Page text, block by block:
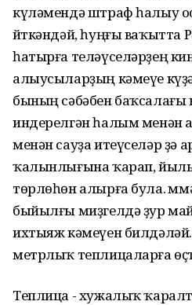
күләмендә штраф һалыу
Әйткәндәй, һуңғы ваҡытта
һатырға теләүселәрҙең
алыусыларҙың кәмеүе
бының сәбәбен баҡсалағы
индерелгән һалым менән
менән сауҙа итеүселәр ҙә
ҡалынлығына ҡарап,
төрлөһөн алырға була.
быйылғы миҙгелдә ҙур
ихтыяж кәмеүен
метрлыҡ теплицаларға
Теплица - хужалыҡ